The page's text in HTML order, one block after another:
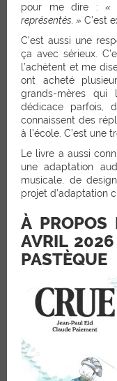
pour me dire :«
représentés. » C’est
C’est aussi une
ça avec sérieux.
l’achètent et me
ont acheté
grands-mères qui
dédicace parfois,
connaissent des
à l’école. C’est une
Le livre a aussi
une adaptation
musicale, de
projet d’adaptation
À PROPOS
AVRIL
PASTÈQUE